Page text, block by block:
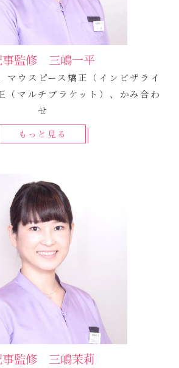
事監修 三嶋一平
マウスピース矯正（インビザライ
（マルチブラケット）、かみ合わ
せ
もっと見る
事監修 三嶋茉莉